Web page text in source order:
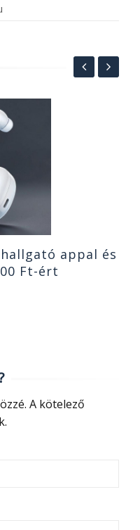
appal és
Ft-ért
A kötelező